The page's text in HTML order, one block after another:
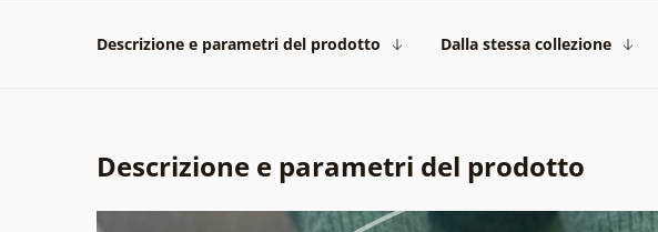
Descrizione e parametri del prodotto Dalla stessa collezione
Descrizione e parametri del prodotto